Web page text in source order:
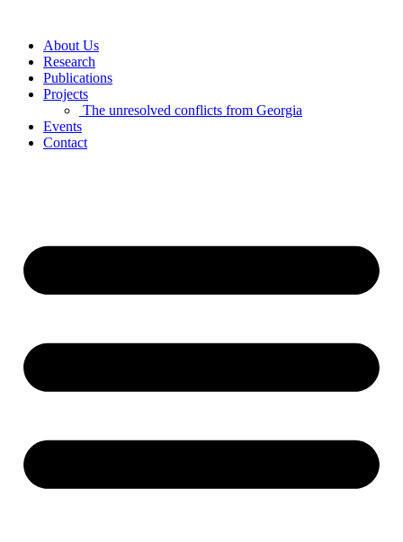
contentAbout Us
Research
Publications
Projects
The unresolved conflicts from Georgia
Events
Contact